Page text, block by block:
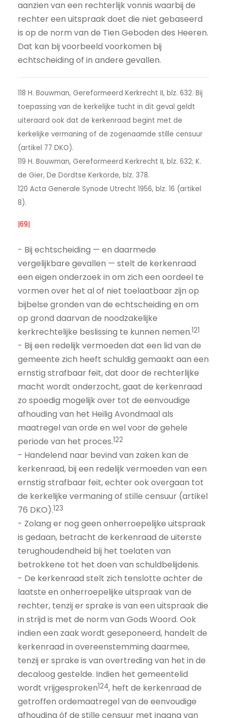
aanzien van een rechterlijk vonnis waarbij de
rechter een uitspraak doet die niet gebaseerd
is op de norm van de Tien Geboden des Heeren.
Dat kan bij voorbeeld voorkomen bij
echtscheiding of in andere gevallen.
118 H. Bouwman, Gereformeerd Kerkrecht II, blz. 632. Bij
toepassing van de kerkelijke tucht in dit geval geldt
uiteraard ook dat de kerkenraad begint met de
kerkelijke vermaning of de zogenaamde stille censuur
(artikel 77 DKO).
119 H. Bouwman, Gereformeerd Kerkrecht II, blz. 632; K.
de Gier, De Dordtse Kerkorde, blz. 378.
120 Acta Generale Synode Utrecht 1956, blz. 16 (artikel
8).
|69|
- Bij echtscheiding — en daarmede
vergelijkbare gevallen — stelt de kerkenraad
een eigen onderzoek in om zich een oordeel te
vormen over het al of niet toelaatbaar zijn op
bijbelse gronden van de echtscheiding en om
op grond daarvan de noodzakelijke
kerkrechtelijke beslissing te kunnen nemen.121
- Bij een redelijk vermoeden dat een lid van de
gemeente zich heeft schuldig gemaakt aan een
ernstig strafbaar feit, dat door de rechterlijke
macht wordt onderzocht, gaat de kerkenraad
zo spoedig mogelijk over tot de eenvoudige
afhouding van het Heilig Avondmaal als
maatregel van orde en wel voor de gehele
periode van het proces.122
- Handelend naar bevind van zaken kan de
kerkenraad, bij een redelijk vermoeden van een
ernstig strafbaar feit, echter ook overgaan tot
de kerkelijke vermaning of stille censuur (artikel
76 DKO).123
- Zolang er nog geen onherroepelijke uitspraak
is gedaan, betracht de kerkenraad de uiterste
terughoudendheid bij het toelaten van
betrokkene tot het doen van schuldbelijdenis.
- De kerkenraad stelt zich tenslotte achter de
laatste en onherroepelijke uitspraak van de
rechter, tenzij er sprake is van een uitspraak die
in strijd is met de norm van Gods Woord. Ook
indien een zaak wordt geseponeerd, handelt de
kerkenraad in overeenstemming daarmee,
tenzij er sprake is van overtreding van het in de
decaloog gestelde. Indien het gemeentelid
wordt vrijgesproken124, heft de kerkenraad de
getroffen ordemaatregel van de eenvoudige
afhouding óf de stille censuur met ingang van